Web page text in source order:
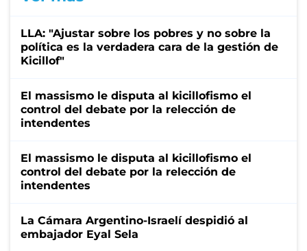
LLA: "Ajustar sobre los pobres y no sobre la
política es la verdadera cara de la gestión de
Kicillof"
El massismo le disputa al kicillofismo el
control del debate por la relección de
intendentes
El massismo le disputa al kicillofismo el
control del debate por la relección de
intendentes
La Cámara Argentino-Israelí despidió al
embajador Eyal Sela